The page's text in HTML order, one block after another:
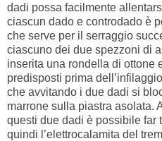
dadi possa facilmente
ciascun dado e controdado è
che serve per il serraggio
ciascuno dei due spezzoni di
inserita una rondella di ottone
predisposti prima
che avvitando i due dadi si
marrone sulla piastra asolata.
questi due dadi è possibile far
quindi l’elettrocalamita del